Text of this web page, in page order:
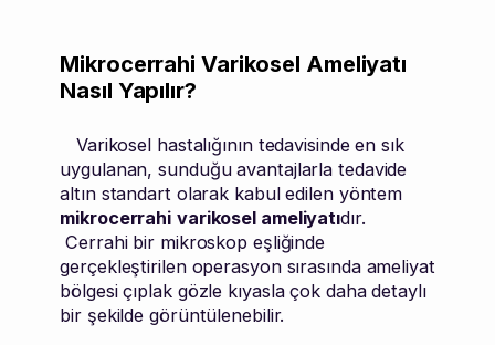
Mikrocerrahi Varikosel Ameliyatı
Nasıl Yapılır?
Varikosel hastalığının tedavisinde en sık
uygulanan, sunduğu avantajlarla tedavide
altın standart olarak kabul edilen yöntem
mikrocerrahi varikosel ameliyatıdır.
Cerrahi bir mikroskop eşliğinde
gerçekleştirilen operasyon sırasında ameliyat
bölgesi çıplak gözle kıyasla çok daha detaylı
bir şekilde görüntülenebilir.